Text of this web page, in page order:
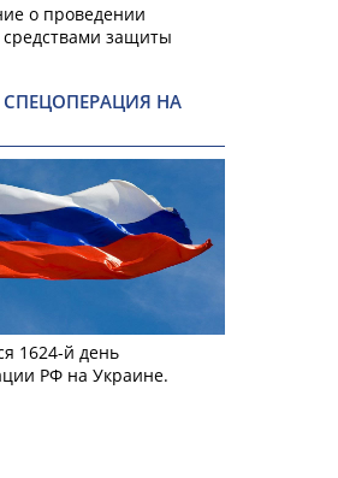
о проведении
средствами защиты
НА
1624-й день
РФ на Украине.